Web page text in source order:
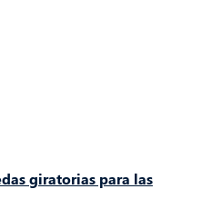
giratorias para las